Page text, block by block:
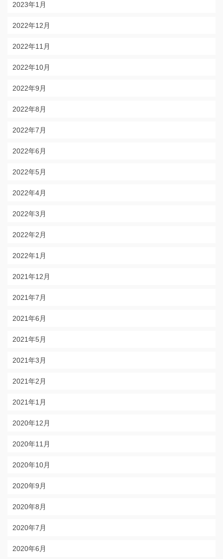
2023年1月
2022年12月
2022年11月
2022年10月
2022年9月
2022年8月
2022年7月
2022年6月
2022年5月
2022年4月
2022年3月
2022年2月
2022年1月
2021年12月
2021年7月
2021年6月
2021年5月
2021年3月
2021年2月
2021年1月
2020年12月
2020年11月
2020年10月
2020年9月
2020年8月
2020年7月
2020年6月